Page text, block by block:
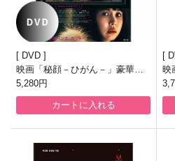
DVD
映画「秘顔－ひがん－」豪華版
DVD
5,280円
カートに入れる
映
盤]